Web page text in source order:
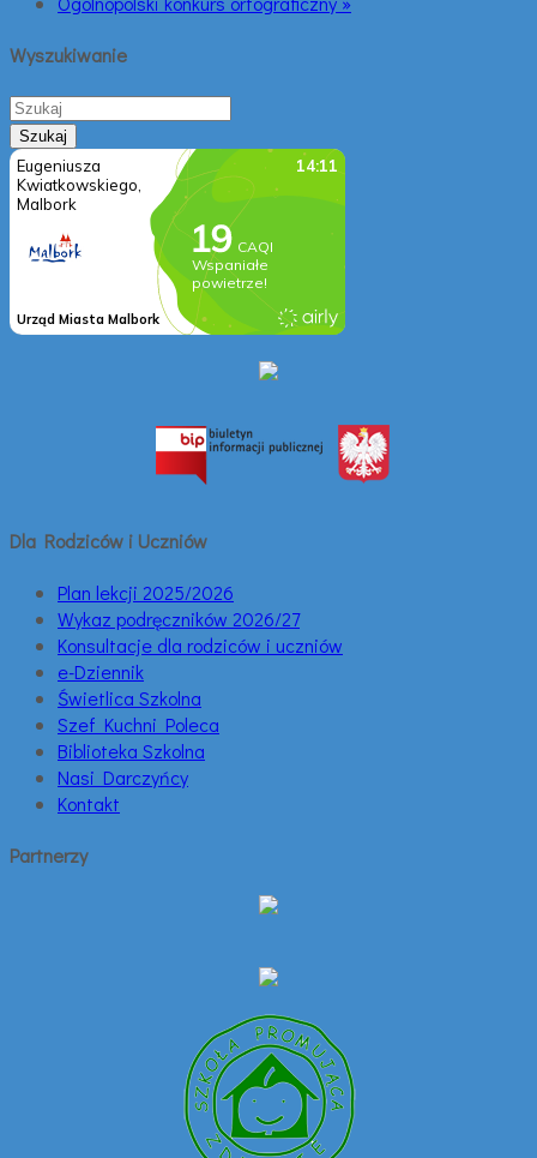
Wyszukiwanie
Dla Rodziców i Uczniów
Plan lekcji 2025/2026
Wykaz podręczników 2026/27
Konsultacje dla rodziców i uczniów
e-Dziennik
Świetlica Szkolna
Szef Kuchni Poleca
Biblioteka Szkolna
Nasi Darczyńcy
Kontakt
Partnerzy